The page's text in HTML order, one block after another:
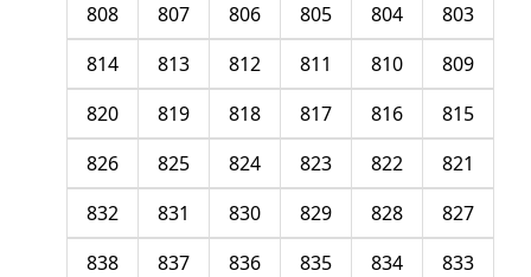
803
804
805
806
807
808
809
810
811
812
813
814
815
816
817
818
819
820
821
822
823
824
825
826
827
828
829
830
831
832
833
834
835
836
837
838